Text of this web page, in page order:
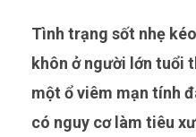
Tình trạng sốt nhẹ kéo dài nhiều ngày do răng
khôn ở người lớn tuổi
một ổ viêm mạn tính
có nguy cơ làm tiêu